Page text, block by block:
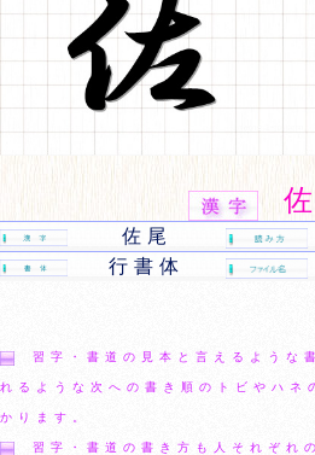
佐尾
行書体
習字・書道の見本と言えるような
れるような次への書き順のトビやハネ
かります。
習字・書道の書き方も人それぞれ